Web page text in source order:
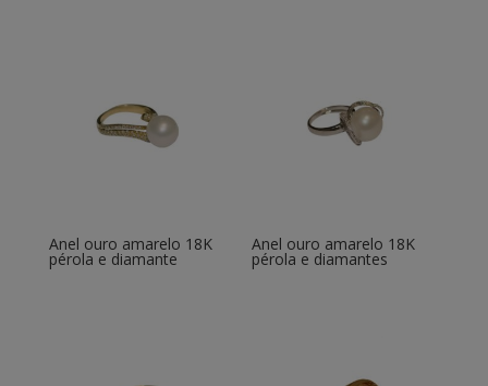
Anel ouro amarelo 18K
pérola e diamante
Anel ouro amarelo 18K
pérola e diamantes